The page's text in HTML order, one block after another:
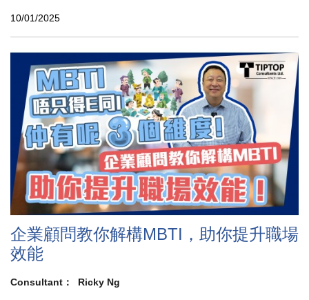
10/01/2025
企業顧問教你解構MBTI，助你提升職場
效能
Consultant： Ricky Ng